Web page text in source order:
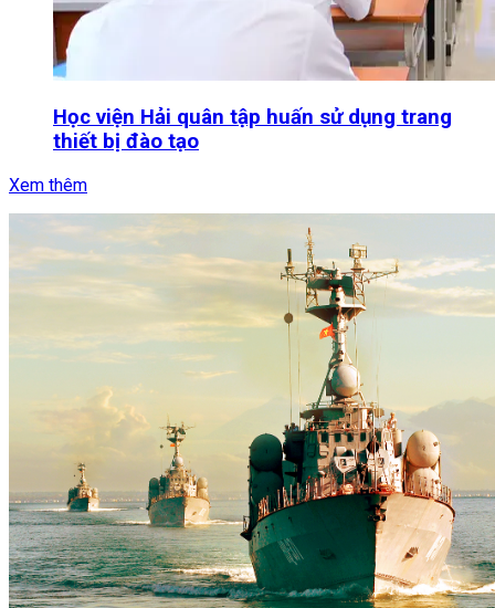
Học viện Hải quân tập huấn sử dụng trang
thiết bị đào tạo
Xem thêm